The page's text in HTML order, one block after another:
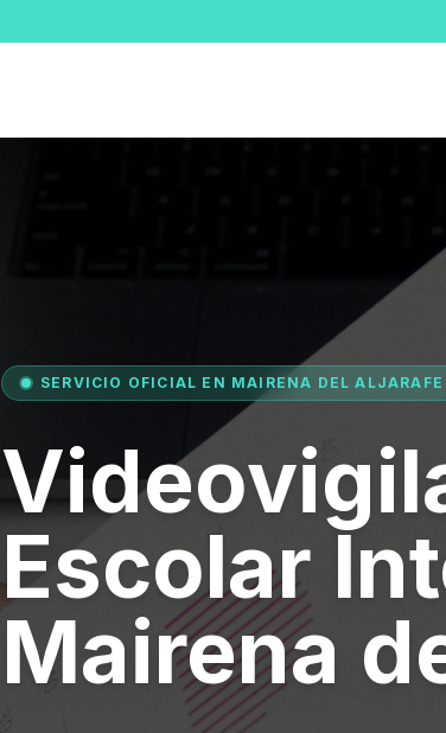
SERVICIO OFICIAL EN MAIRENA DEL ALJARAFE
Escolar
Mairena